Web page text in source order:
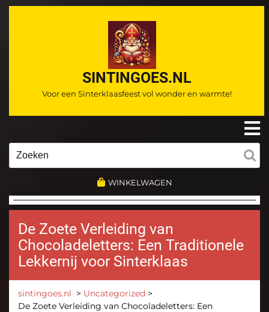
Ga
SINTINGOES.NL
Voor een Sinterklaasfeest vol wonder en warmte!
WINKELWAGEN
De Zoete Verleiding van
Chocoladeletters: Een Traditionele
Lekkernij voor Sinterklaas
sintingoes.nl > Uncategorized >
De Zoete Verleiding van Chocoladeletters: Een